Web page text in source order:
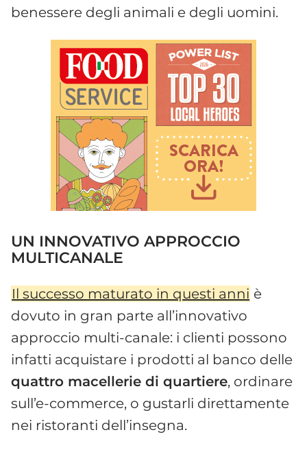
benessere degli animali e degli uomini.
UN INNOVATIVO APPROCCIO
MULTICANALE
Il successo maturato in questi anni è
dovuto in gran parte all’innovativo
approccio multi-canale: i clienti possono
infatti acquistare i prodotti al banco delle
quattro macellerie di quartiere, ordinare
sull’e-commerce, o gustarli direttamente
nei ristoranti dell’insegna.